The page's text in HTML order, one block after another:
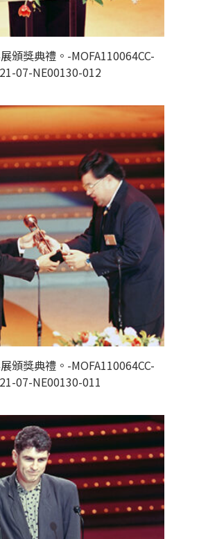
頒獎典禮。-MOFA110064CC-
07-NE00130-012
頒獎典禮。-MOFA110064CC-
07-NE00130-011